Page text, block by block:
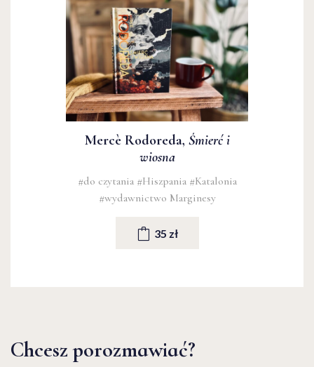
Mercè Rodoreda, Śmierć i
wiosna
#do czytania #Hiszpania #Katalonia
#wydawnictwo Marginesy
35 zł
Chcesz porozmawiać?